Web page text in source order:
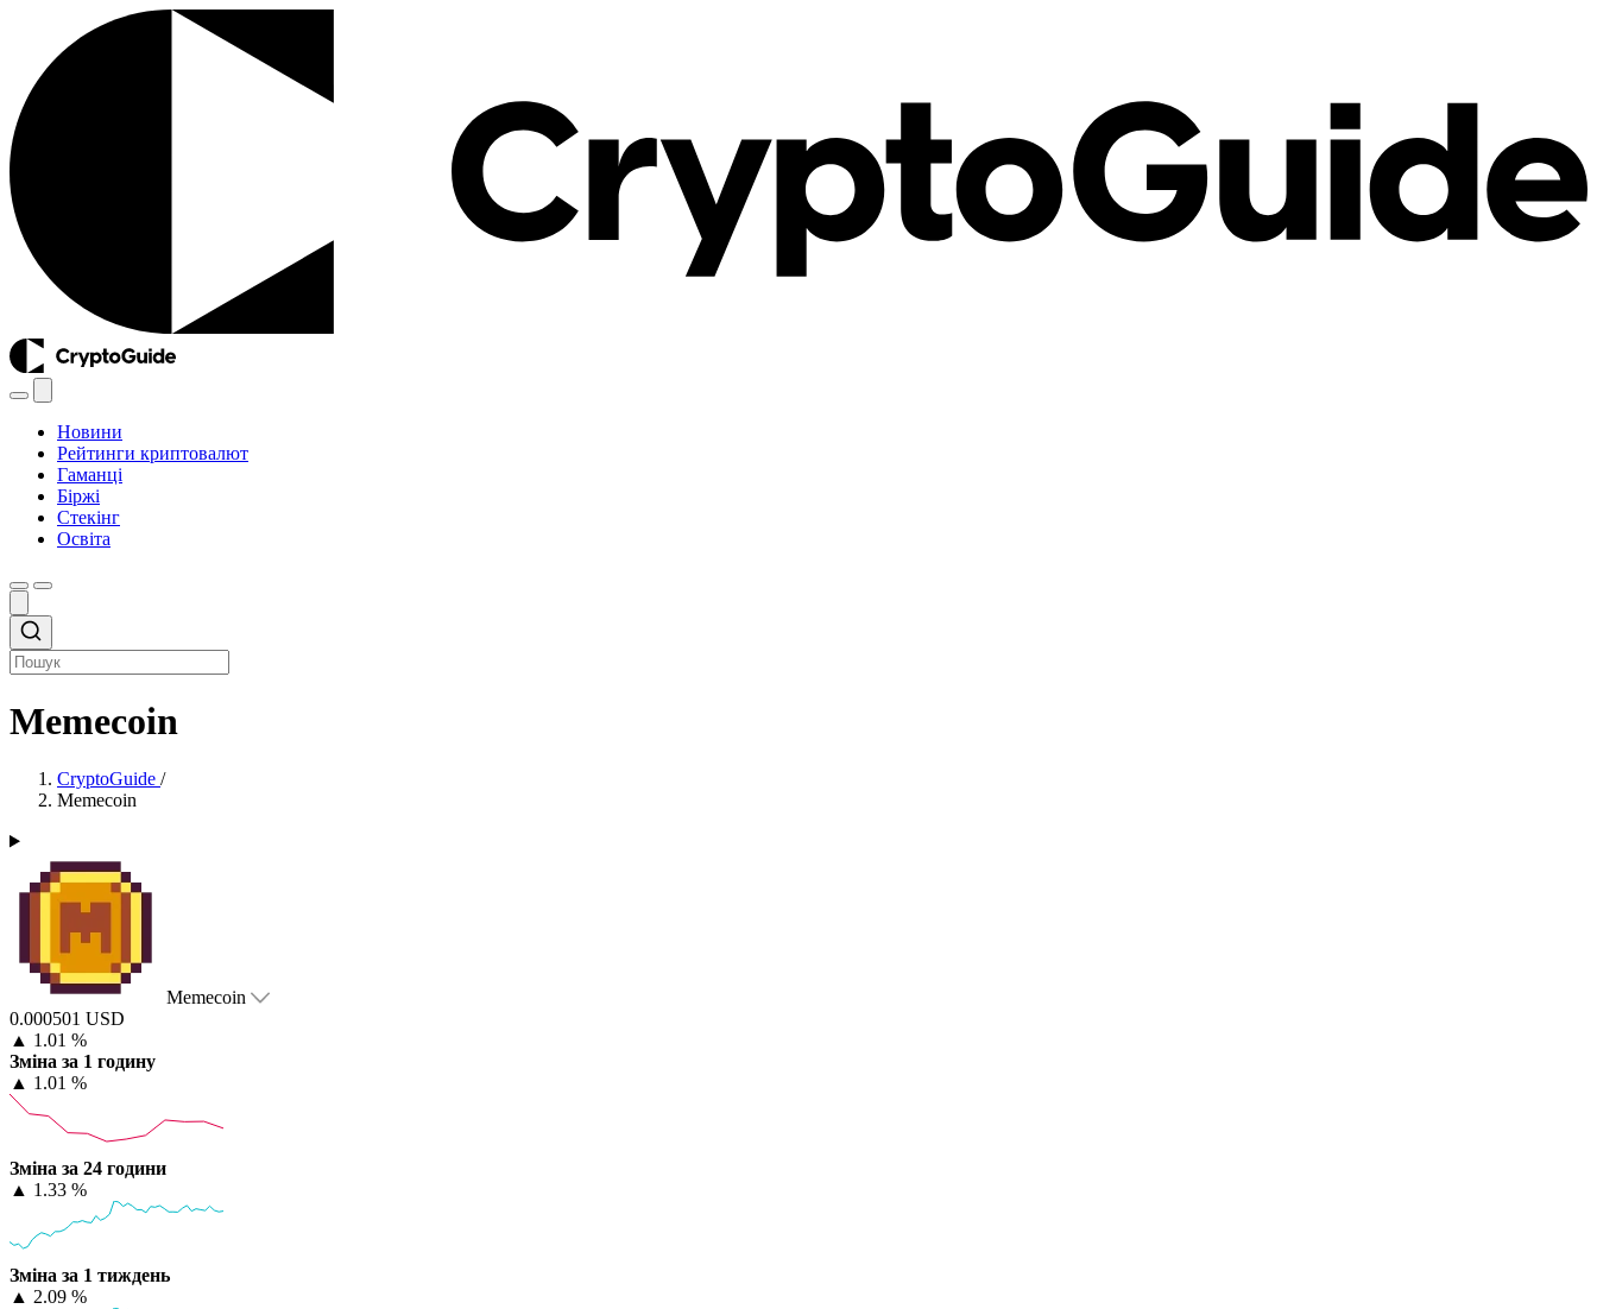
Новини
Рейтинги криптовалют
Гаманці
Біржі
Стекінг
Освіта
Memecoin
CryptoGuide /
Memecoin
Memecoin
0.000501 USD
▲ 1.01 %
Зміна за 1 годину
▲ 1.01 %
Зміна за 24 години
▲ 1.33 %
Зміна за 1 тиждень
▲ 2.09 %